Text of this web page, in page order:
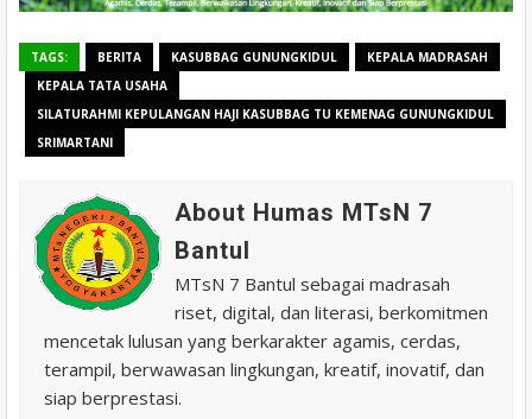
TAGS: BERITA KASUBBAG GUNUNGKIDUL
KEPALA MADRASAH
KEPALA TATA USAHA
SILATURAHMI KEPULANGAN HAJI KASUBBAG TU KEMENAG GUNUNGKIDUL
SRIMARTANI
About Humas MTsN 7
Bantul
MTsN 7 Bantul sebagai madrasah
riset, digital, dan literasi, berkomitmen
mencetak lulusan yang berkarakter agamis, cerdas,
terampil, berwawasan lingkungan, kreatif, inovatif, dan
siap berprestasi.